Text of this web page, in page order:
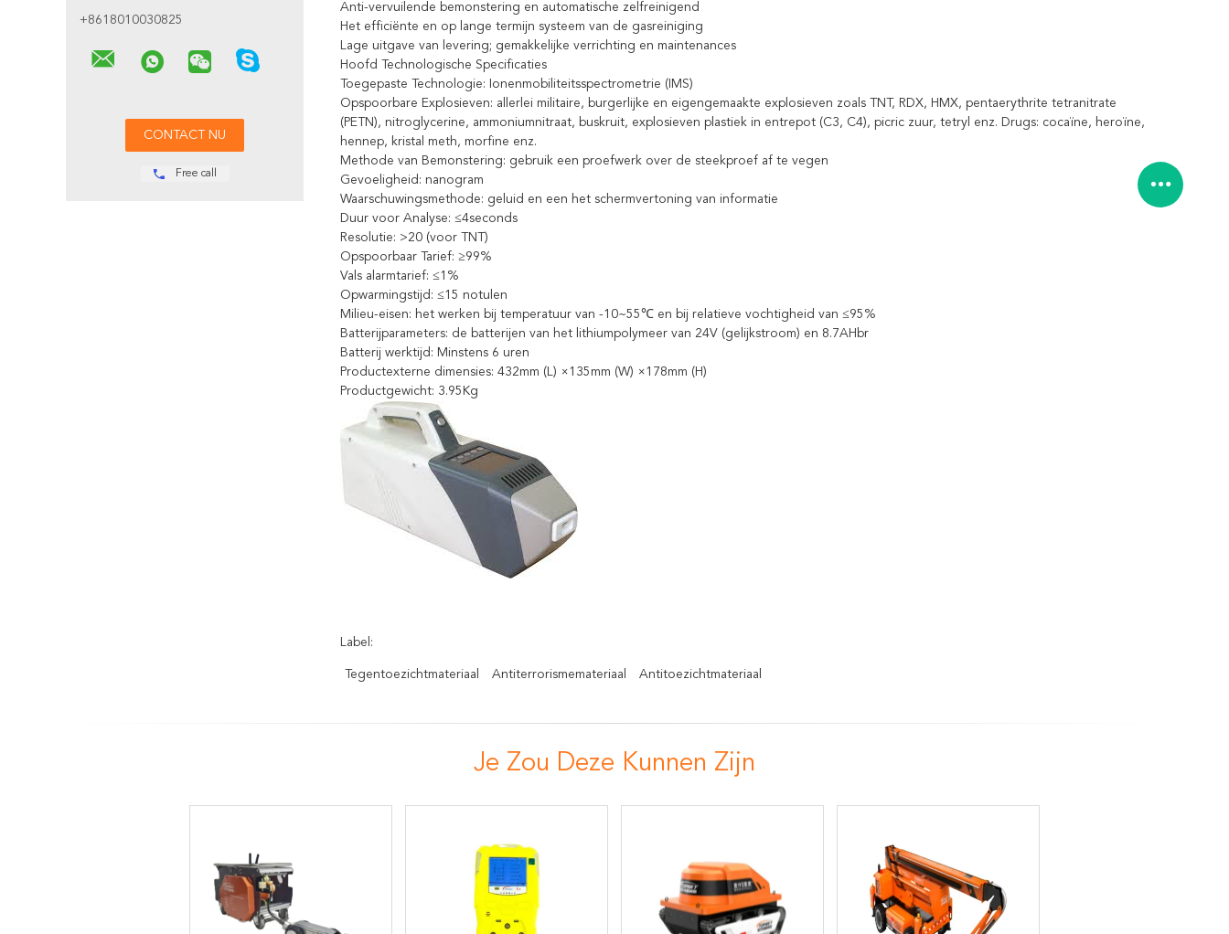
+8618010030825
Free call
Anti-vervuilende bemonstering en automatische zelfreinigend
Het efficiënte en op lange termijn systeem van de gasreiniging
Lage uitgave van levering; gemakkelijke verrichting en maintenances
Hoofd Technologische Specificaties
Toegepaste Technologie: Ionenmobiliteitsspectrometrie (IMS)
Opspoorbare Explosieven: allerlei militaire, burgerlijke en eigengemaakte explosieven zoals TNT, RDX, HMX, pentaerythrite tetranitrate
(PETN), nitroglycerine, ammoniumnitraat, buskruit, explosieven plastiek in entrepot (C3, C4), picric zuur, tetryl enz. Drugs: cocaïne, heroïne,
hennep, kristal meth, morfine enz.
Methode van Bemonstering: gebruik een proefwerk over de steekproef af te vegen
Gevoeligheid: nanogram
Waarschuwingsmethode: geluid en een het schermvertoning van informatie
Duur voor Analyse: ≤4seconds
Resolutie: >20 (voor TNT)
Opspoorbaar Tarief: ≥99%
Vals alarmtarief: ≤1%
Opwarmingstijd: ≤15 notulen
Milieu-eisen: het werken bij temperatuur van -10~55℃ en bij relatieve vochtigheid van ≤95%
Batterijparameters: de batterijen van het lithiumpolymeer van 24V (gelijkstroom) en 8.7AHbr
Batterij werktijd: Minstens 6 uren
Productexterne dimensies: 432mm (L) ×135mm (W) ×178mm (H)
Productgewicht: 3.95Kg
Label:
Tegentoezichtmateriaal Antiterrorismemateriaal Antitoezichtmateriaal
Je Zou Deze Kunnen Zijn